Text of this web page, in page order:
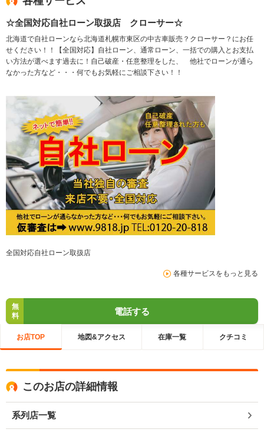
☆全国対応自社ローン取扱店 クローサー☆
北海道で自社ローンなら北海道札幌市東区の中古車販売？クローサー？にお任
せください！！【全国対応】自社ローン、通常ローン、一括での購入とお支払
い方法が選べます過去に！自己破産・任意整理をした、 他社でローンが通ら
なかった方など・・・何でもお気軽にご相談下さい！！
全国対応自社ローン取扱店
各種サービスをもっと見る
無
料
電話する
お店TOP 地図&アクセス 在庫一覧 クチコミ
このお店の詳細情報
系列店一覧